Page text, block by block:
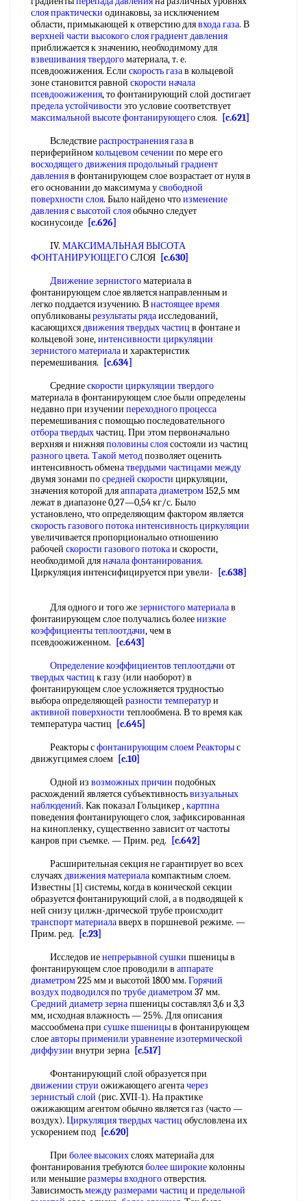
слоя практически одинаковы, за исключением
области, примыкающей к отверстию длявхода газа. В
верхней части высокого слояградиент давления
приближается к значению, необходимому для
взвешивания твердогоматериала, т. е.
псевдоожижения. Если скорость газав кольцевой
зоне становится равной скорости начала
псевдоожижения, то фонтанирующий слой достигает
предела устойчивости это условие соответствует
максимальной высоте фонтанирующегослоя.
[c.621]
Вследствиераспространения газав
периферийномкольцевом сечении по мере его
восходящего движенияпродольный градиент
давленияв фонтанирующем слое возрастает от нуля в
его основании до максимума усвободной
поверхности слоя. Было найдено чтоизменение
давлениясвысотой слояобычно следует
косинусоиде [c.626]
IV. МАКСИМАЛЬНАЯ ВЫСОТА
ФОНТАНИРУЮЩЕГОСЛОЯ [c.630]
Движение зернистогоматериала в
фонтанирующем слое является направленным и
легко поддается изучению. Внастоящее время
опубликованырезультаты рядаисследований,
касающихсядвижения твердых частиц в фонтане и
кольцевой зоне,интенсивности циркуляции
зернистого материалаи характеристик
перемешивания.
[c.634]
Средниескорости циркуляции твердого
материала в фонтанирующем слое были определены
недавно при изучении переходного процесса
перемешивания с помощью последовательного
отбора твердыхчастиц. При этом первоначально
верхняя и нижняяполовины слоясостояли из частиц
разного цвета. Такой методпозволяет оценить
интенсивность обменатвердыми частицами между
двумя зонами посредней скорости циркуляции,
значения которой дляаппарата диаметром152,5 мм
лежат в диапазоне 0,27—0,54 кг/с. Было
установлено, что определяющим фактором является
скорость газового потокаинтенсивность циркуляции
увеличивается пропорционально отношению
рабочей скорости газового потокаи скорости,
необходимой дляначала фонтанирования.
Циркуляция интенсифицируется при увели-
[c.638]
Для одного и того жезернистого материалав
фонтанирующем слое получались болеенизкие
коэффициенты теплоотдачи, чем в
псевдоожиженном.
[c.643]
Определение коэффициентов теплоотдачи от
твердых частиц к газу (или наоборот) в
фонтанирующем слое усложняется трудностью
выбора определяющей разности температури
активной поверхности теплообмена. В то время как
температура частиц
[c.645]
Реакторы сфонтанирующим слоем Реакторыс
движугцимея слоем [c.10]
Одной из возможных причин подобных
расхождений является субъективностьвизуальных
наблюдений. Как показал Гольцикер ,картпна
поведения фонтанирующего слоя, зафиксированная
на кинопленку, существенно зависит от частоты
канров при съемке. — Прим. ред.
[c.642]
Расширительная секция не гарантирует во всех
случаяхдвижения материалакомпактным слоем.
Известны [1] системы, когда в конической секции
образуется фонтанирующий слой, а в подводящей к
ней снизу цилжн-дрической трубе происходит
транспорт материалавверх в поршневой режиме. —
Прим. ред.
[c.23]
Исследов иенепрерывной сушки пшеницы в
фонтанирующем слое проводили в аппарате
диаметром225 мм и высотой 1800 мм. Горячий
воздух подводилсяпотрубе диаметром37 мм.
Средний диаметр зернапшеницы составлял 3,6 и 3,3
мм, исходная влажность — 25%. Для описания
массообмена при сушке пшеницыв фонтанирующем
слоеавторы применили уравнение изотермической
диффузии внутри зерна [c.517]
Фонтанирующий слой образуется при
движении струи ожижающего агентачерез
зернистый слой (рис. XVII-1). На практике
ожижающим агентом обычно является газ (часто —
воздух). Циркуляция твердых частиц обусловлена их
ускорением под [c.620]
При более высокихслоях материайа для
фонтанирования требуютсяболее широкиеколонны
или меньшиеразмеры входногоотверстия.
Зависимостьмежду размерами частиц и предельной